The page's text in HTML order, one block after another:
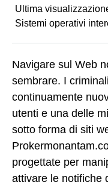
Ultima
Sistemi operativi
Navigare sul Web
sembrare. I
continuamente
utenti e una delle
sotto forma di siti
progettate per
attivare le notifiche